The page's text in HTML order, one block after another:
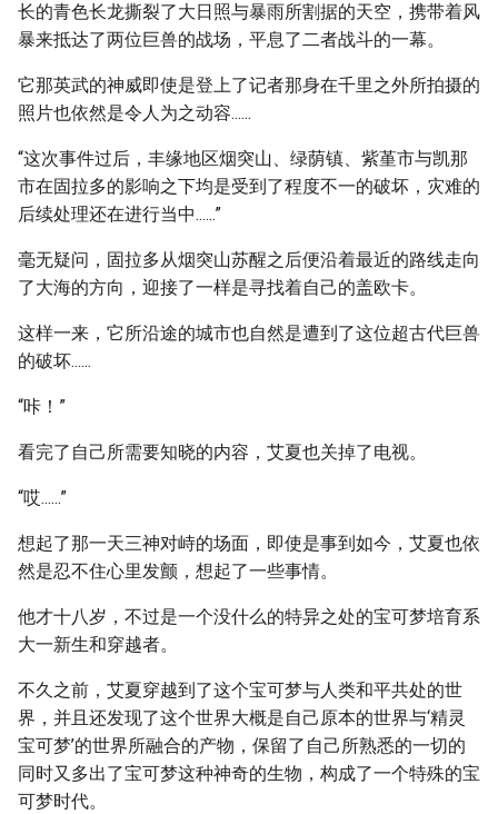
长的青色长龙撕裂了大日照与暴雨所割据的天空，携带着风
暴来抵达了两位巨兽的战场，平息了二者战斗的一幕。
它那英武的神威即使是登上了记者那身在千里之外所拍摄的
照片也依然是令人为之动容......
“这次事件过后，丰缘地区烟突山、绿荫镇、紫堇市与凯那
市在固拉多的影响之下均是受到了程度不一的破坏，灾难的
后续处理还在进行当中......”
毫无疑问，固拉多从烟突山苏醒之后便沿着最近的路线走向
了大海的方向，迎接了一样是寻找着自己的盖欧卡。
这样一来，它所沿途的城市也自然是遭到了这位超古代巨兽
的破坏......
“咔！”
看完了自己所需要知晓的内容，艾夏也关掉了电视。
“哎......”
想起了那一天三神对峙的场面，即使是事到如今，艾夏也依
然是忍不住心里发颤，想起了一些事情。
他才十八岁，不过是一个没什么的特异之处的宝可梦培育系
大一新生和穿越者。
不久之前，艾夏穿越到了这个宝可梦与人类和平共处的世
界，并且还发现了这个世界大概是自己原本的世界与‘精灵
宝可梦’的世界所融合的产物，保留了自己所熟悉的一切的
同时又多出了宝可梦这种神奇的生物，构成了一个特殊的宝
可梦时代。